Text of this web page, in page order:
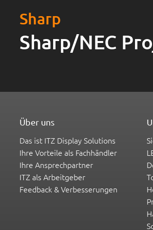
Sharp
Sharp/NEC
Über uns
Das ist ITZ Display Solutions
Ihre Vorteile als Fachhändler
Ihre Ansprechpartner
ITZ als Arbeitgeber
Feedback & Verbesserungen